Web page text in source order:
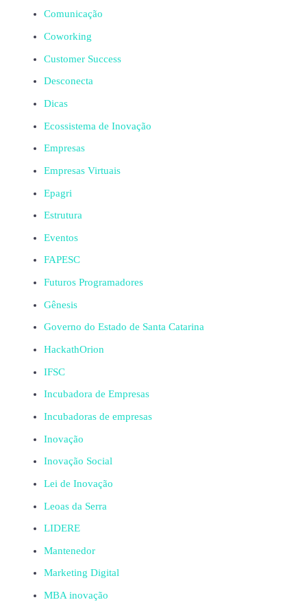
Comunicação
Coworking
Customer Success
Desconecta
Dicas
Ecossistema de Inovação
Empresas
Empresas Virtuais
Epagri
Estrutura
Eventos
FAPESC
Futuros Programadores
Gênesis
Governo do Estado de Santa Catarina
HackathOrion
IFSC
Incubadora de Empresas
Incubadoras de empresas
Inovação
Inovação Social
Lei de Inovação
Leoas da Serra
LIDERE
Mantenedor
Marketing Digital
MBA inovação